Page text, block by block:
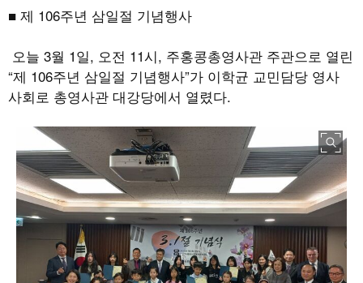
■ 제 106주년 삼일절 기념행사
오늘 3월 1일, 오전 11시, 주홍콩총영사관 주관으로 열린
“제 106주년 삼일절 기념행사”가 이학균 교민담당 영사
사회로 총영사관 대강당에서 열렸다.